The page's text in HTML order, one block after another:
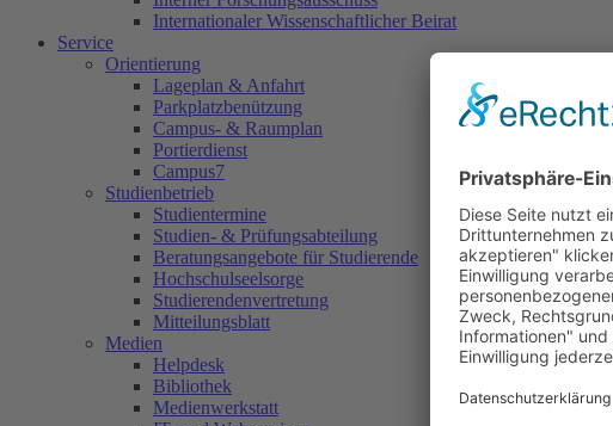
Internationaler Wissenschaftlicher Beirat
Service
Orientierung
Lageplan & Anfahrt
Parkplatzbenützung
Campus- & Raumplan
Portierdienst
Campus7
Studienbetrieb
Studientermine
Studien- & Prüfungsabteilung
Beratungsangebote für Studierende
Hochschulseelsorge
Studierendenvertretung
Mitteilungsblatt
Medien
Helpdesk
Bibliothek
Medienwerkstatt